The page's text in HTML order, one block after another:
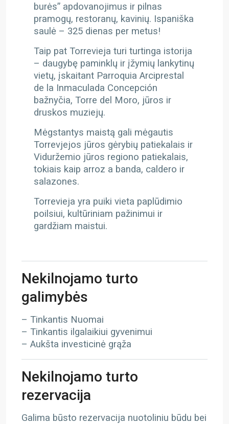
burės” apdovanojimus ir pilnas
pramogų, restoranų, kavinių. Ispaniška
saulė – 325 dienas per metus!
Taip pat Torrevieja turi turtinga istorija
– daugybę paminklų ir įžymių lankytinų
vietų, įskaitant Parroquia Arciprestal
de la Inmaculada Concepción
bažnyčia, Torre del Moro, jūros ir
druskos muziejų.
Mėgstantys maistą gali mėgautis
Torrevjejos jūros gėrybių patiekalais ir
Viduržemio jūros regiono patiekalais,
tokiais kaip arroz a banda, caldero ir
salazones.
Torrevieja yra puiki vieta paplūdimio
poilsiui, kultūriniam pažinimui ir
gardžiam maistui.
Nekilnojamo turto
galimybės
– Tinkantis Nuomai
– Tinkantis ilgalaikiui gyvenimui
– Aukšta investicinė grąža
Nekilnojamo turto
rezervacija
Galima būsto rezervacija nuotoliniu būdu bei